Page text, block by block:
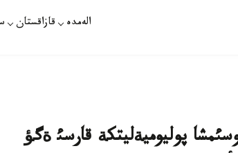
الەمدە قازاقستان
قوسئمشا پوليوميةليتكة قارسئ ةگؤ